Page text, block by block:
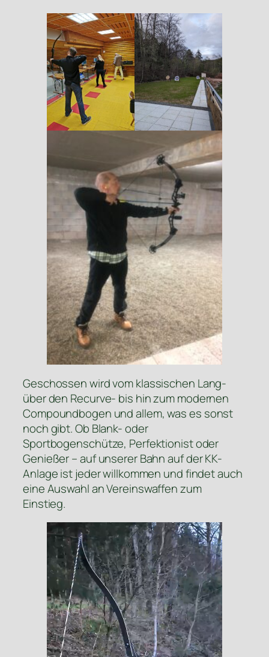
Geschossen wird vom klassischen Lang-
über den Recurve- bis hin zum modernen
Compoundbogen und allem, was es sonst
noch gibt. Ob Blank- oder
Sportbogenschütze, Perfektionist oder
Genießer – auf unserer Bahn auf der KK-
Anlage ist jeder willkommen und findet auch
eine Auswahl an Vereinswaffen zum
Einstieg.